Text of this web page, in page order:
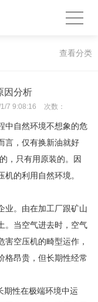
查看分类
因分析
7 9:08:16 次数：
中自然环境不想象的危
言，仅有换新油就好
只有用原装的。因
的利用自然环境。
。由在加工厂跟矿山
。当空气进去时，空气
空压机的畸型运作，
格昂贵，但长期性经常
性在极端环境中运